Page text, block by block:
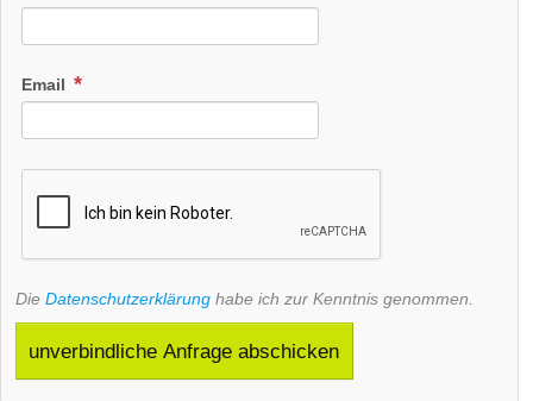
Email
Die Datenschutzerklärung habe ich zur Kenntnis genommen.
unverbindliche Anfrage abschicken